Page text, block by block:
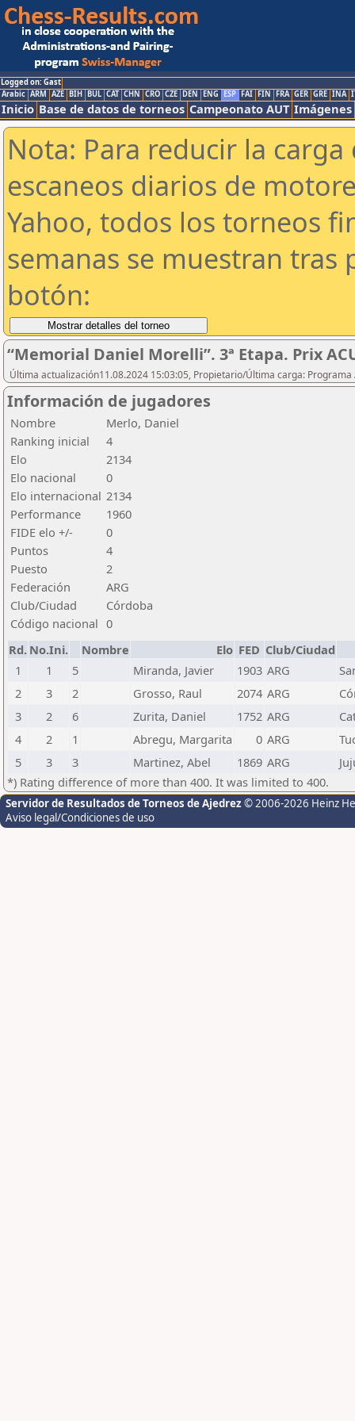
Logged on: Gast
Arabic ARM AZE BIH BUL CAT CHN CRO CZE DEN ENG ESP FAI FIN FRA GER GRE INA
Inicio Base de datos de torneos Campeonato AUT Imágenes
Nota: Para reducir la
escaneos diarios de
Yahoo, todos los torneos
semanas se muestran tras
botón:
“Memorial Daniel Morelli”. 3ª Etapa. Prix
Última actualización11.08.2024 15:03:05, Propietario/Última carga:
Información de jugadores
Nombre
Merlo, Daniel
Ranking inicial
4
Elo
2134
Elo nacional
0
Elo internacional 2134
Performance
1960
FIDE elo +/-
0
Puntos
4
Puesto
2
Federación
ARG
Club/Ciudad
Córdoba
Código nacional 0
Rd. No.Ini. Nombre Elo FED Club/Ciudad
1
1 5 Miranda, Javier 1903 ARG
2
3 2 Grosso, Raul 2074 ARG
3
2 6 Zurita, Daniel 1752 ARG
4
2 1 Abregu, Margarita 0 ARG
5
3 3 Martinez, Abel 1869 ARG
*) Rating difference of more than 400. It was limited to 400.
Servidor de Resultados de Torneos de Ajedrez © 2006-2026 Heinz
Aviso legal/Condiciones de uso